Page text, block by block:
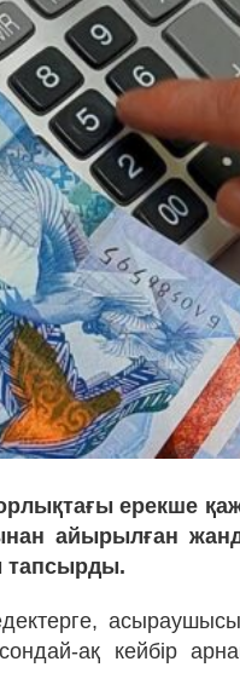
ерекше
айырылған
тапсырды.
ақ кейбір